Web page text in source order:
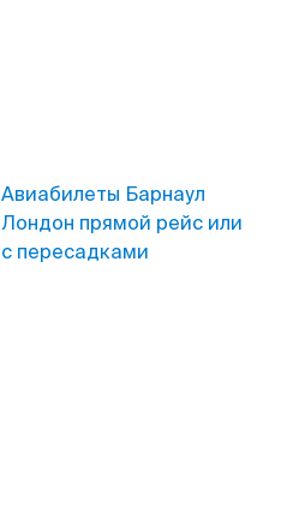
Авиабилеты Барнаул
Лондон прямой рейс или
с пересадками